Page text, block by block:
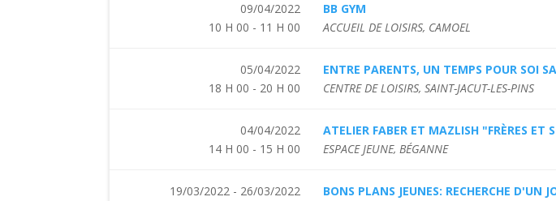
09/04/2022
10 H 00 - 11 H 00
BB GYM
ACCUEIL DE LOISIRS, CAMOEL
05/04/2022
18 H 00 - 20 H 00
ENTRE PARENTS, UN TEMPS POUR SOI
CENTRE DE LOISIRS, SAINT-JACUT-LES-PINS
04/04/2022
14 H 00 - 15 H 00
ATELIER FABER ET MAZLISH "FRÈRES ET
ESPACE JEUNE, BÉGANNE
19/03/2022 - 26/03/2022
BONS PLANS JEUNES: RECHERCHE D'UN